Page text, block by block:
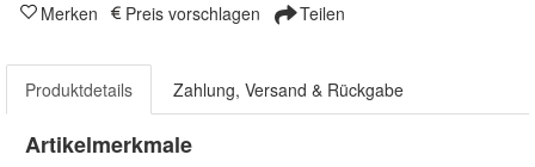
Merken Preis vorschlagen Teilen
Produktdetails Zahlung, Versand & Rückgabe
Artikelmerkmale